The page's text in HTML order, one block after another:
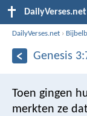
DailyVerses.net
DailyVerses.net ›
Genesis
Toen gingen
merkten ze